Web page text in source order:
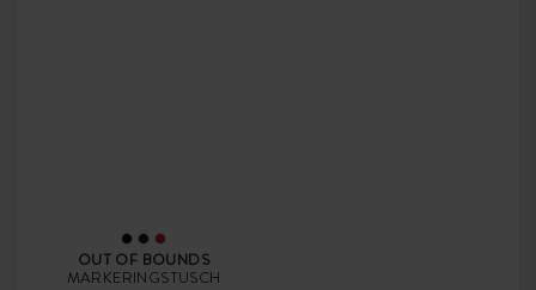
OUT OF BOUNDS
MARKERINGSTUSCH